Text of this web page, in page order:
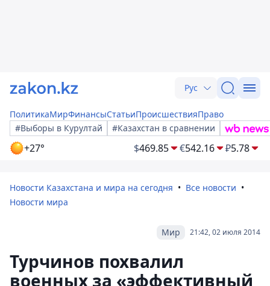
Рус
ПолитикаМирФинансыСтатьиПроисшествияПраво
#Выборы в Курултай
#Казахстан в сравнении
+27° $469.85 €542.16 ₽5.78
Новости Казахстана и мира на сегодня
Все новости
Новости мира
21:42, 02 июля 2014
Мир
Турчинов похвалил
военных за «эффективный